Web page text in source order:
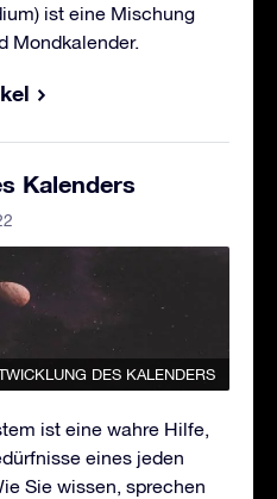
ist eine Mischung
Mondkalender.
Kalenders
DES KALENDERS
ist eine wahre Hilfe,
eines jeden
Sie wissen, sprechen